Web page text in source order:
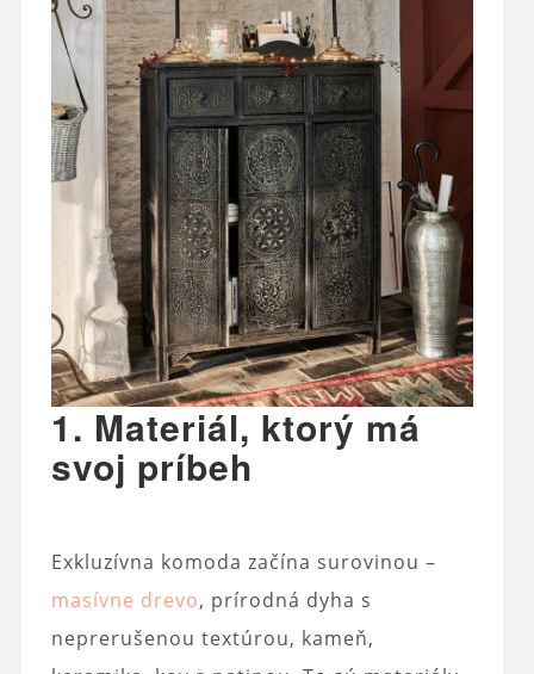
1. Materiál, ktorý má
svoj príbeh
Exkluzívna komoda začína surovinou –
masívne drevo, prírodná dyha s
neprerušenou textúrou, kameň,